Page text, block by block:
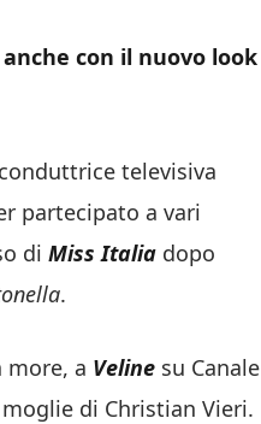
con il nuovo look
televisiva
partecipato a vari
di Miss Italia dopo
.
more, a Veline su Canale
di Christian Vieri.